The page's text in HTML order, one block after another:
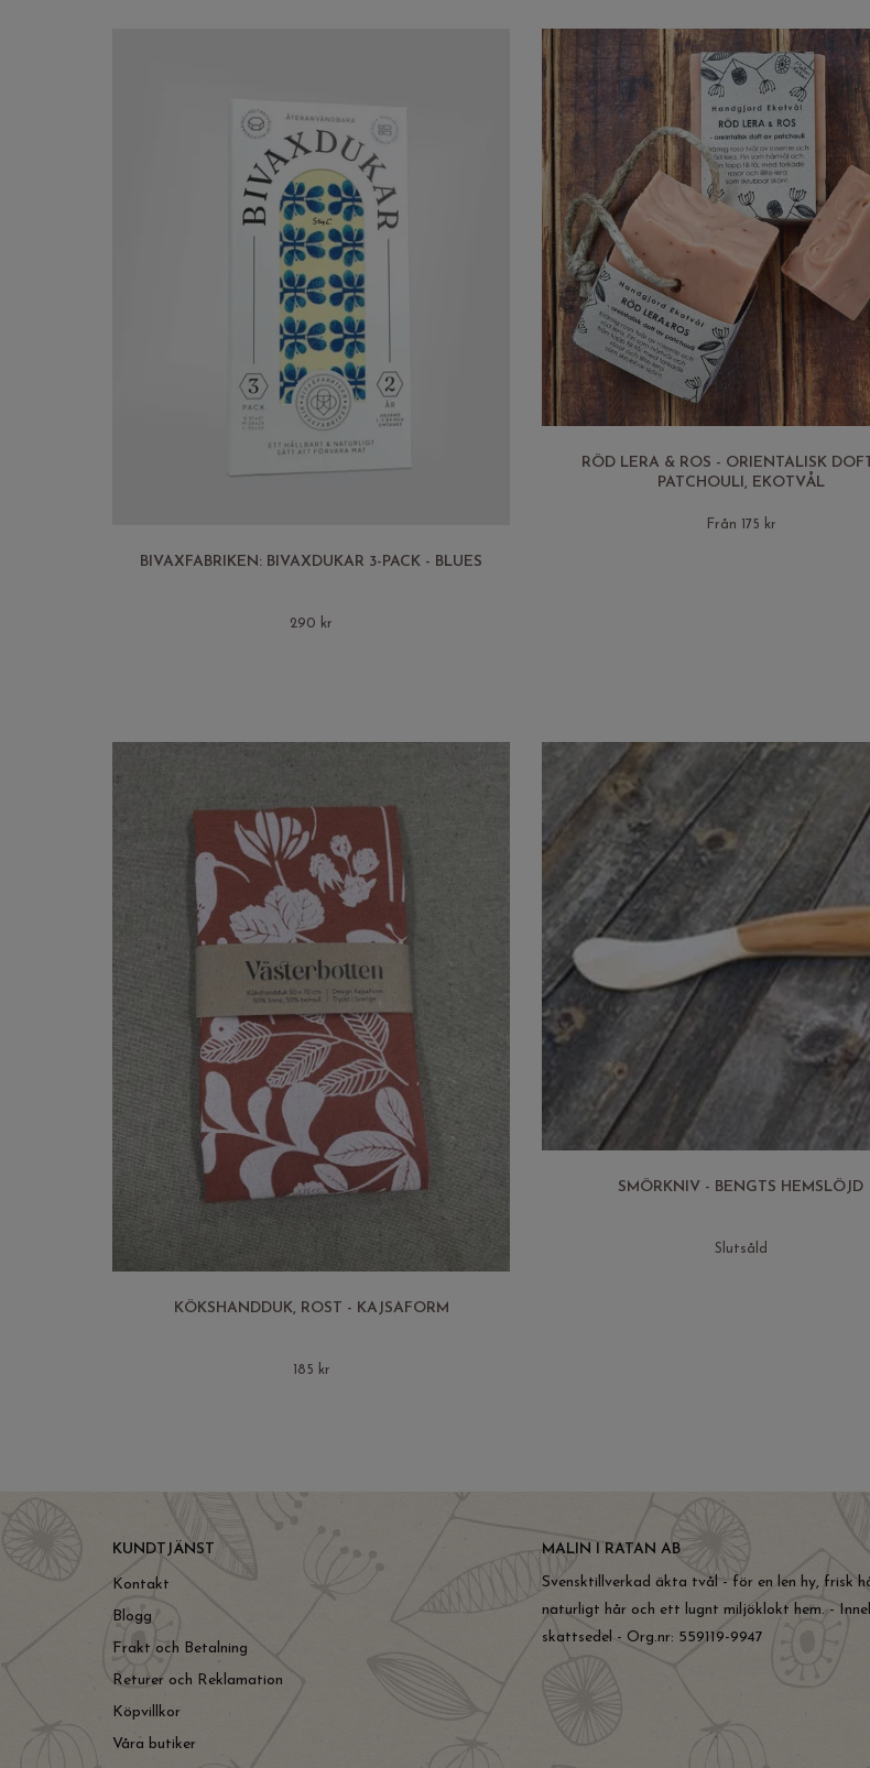
BIVAXFABRIKEN: BIVAXDUKAR 3-PACK - BLUES
290 kr
RÖD LERA & ROS - ORIENTALISK
PATCHOULI, EKOTVÅL
Från 175 kr
KÖKSHANDDUK, ROST - KAJSAFORM
185 kr
SMÖRKNIV - BENGTS HEMSLÖJD
Slutsåld
KUNDTJÄNST
Kontakt
Blogg
Frakt och Betalning
Returer och Reklamation
Köpvillkor
Våra butiker
MALIN I RATAN AB
Svensktillverkad äkta tvål - för en len hy, frisk
naturligt hår och ett lugnt miljöklokt hem. -
skattsedel - Org.nr: 559119-9947